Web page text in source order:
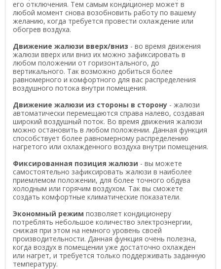
его отключения. Тем самым кондиционер может в
любой момент снова возобновить работу по вашему
желанию, когда требуется провести охлаждение или
обогрев воздуха.
Движение жалюзи вверх/вниз - во время движения
жалюзи вверх или вниз их можно зафиксировать в
любом положении от горизонтального, до
вертикального. Так возможно добиться более
равномерного и комфортного для вас распределения
воздушного потока внутри помещения.
Движение жалюзи из стороны в сторону - жалюзи
автоматически перемещаются справа налево, создавая
широкий воздушный поток. Во время движения жалюзи
можно остановить в любом положении. Данная функция
способствует более равномерному распределению
нагретого или охлажденного воздуха внутри помещения.
Фиксированная позиция жалюзи - вы можете
самостоятельно зафиксировать жалюзи в наиболее
приемлемом положении, для более точного обдува
холодным или горячим воздухом. Так вы сможете
создать комфортные климатические показатели.
Экономный режим позволяет кондиционеру
потреблять небольшое количество электроэнергии,
снижая при этом на немного уровень своей
производительности. Данная функция очень полезна,
когда воздух в помещении уже достаточно охлажден
или нагрет, и требуется только поддерживать заданную
температуру.